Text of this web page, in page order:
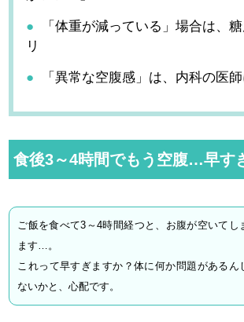
「体重が減っている」場合は、
リ
「異常な空腹感」は、内科の医
食後3～4時間でもう空腹…早す
ご飯を食べて3～4時間経つと、お腹が空いてし
ます…。
これって早すぎますか？体に何か問題があるん
ないかと、心配です。